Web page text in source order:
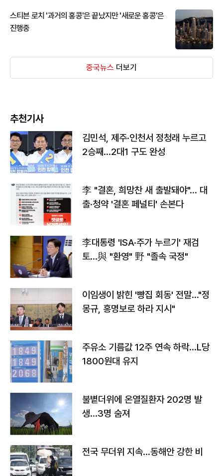
스티븐 로치 '과거의 홍콩'은 끝났지만 '새로운 홍콩'은
진행중
중국뉴스 더보기
추천기사
김민석, 제주·인천서 정청래 누르고
2승째…2대1 구도 완성
李 "결혼, 희망찬 새 출발돼야"… 대
출·청약 '결혼 페널티' 손본다
李대통령 'ISA·주가 누르기' 재검
토…與 "환영" 野 "졸속 국정"
이임생이 밝힌 '빵집 회동' 전말…"정
몽규, 홍명보로 하라 지시"
주유소 기름값 12주 연속 하락…L당
1800원대 유지
불볕더위에 온열질환자 202명 발
생…3명 숨져
전국 무더위 지속…동해안 강한 비